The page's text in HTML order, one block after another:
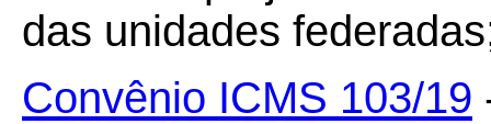
das unidades
Convênio ICMS 103/19